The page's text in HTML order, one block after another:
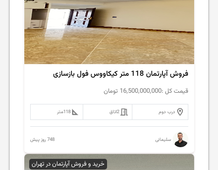
فروش آپارتمان 118 متر کیکاووس فول بازسازی
قیمت کل :16,500,000,000 تومان
درب دوم 2اتاق 118متر
سلیمانی 748 روز پیش
خرید و فروش آپارتمان در تهران